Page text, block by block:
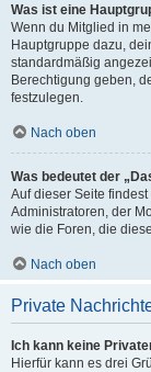
Was ist eine
Wenn du Mitglied in
Hauptgruppe dazu,
standardmäßig
Berechtigung geben,
festzulegen.
Nach oben
Was bedeutet der
Auf dieser Seite
Administratoren, der
wie die Foren, die
Nach oben
Private
Ich kann keine
Hierfür kann es drei